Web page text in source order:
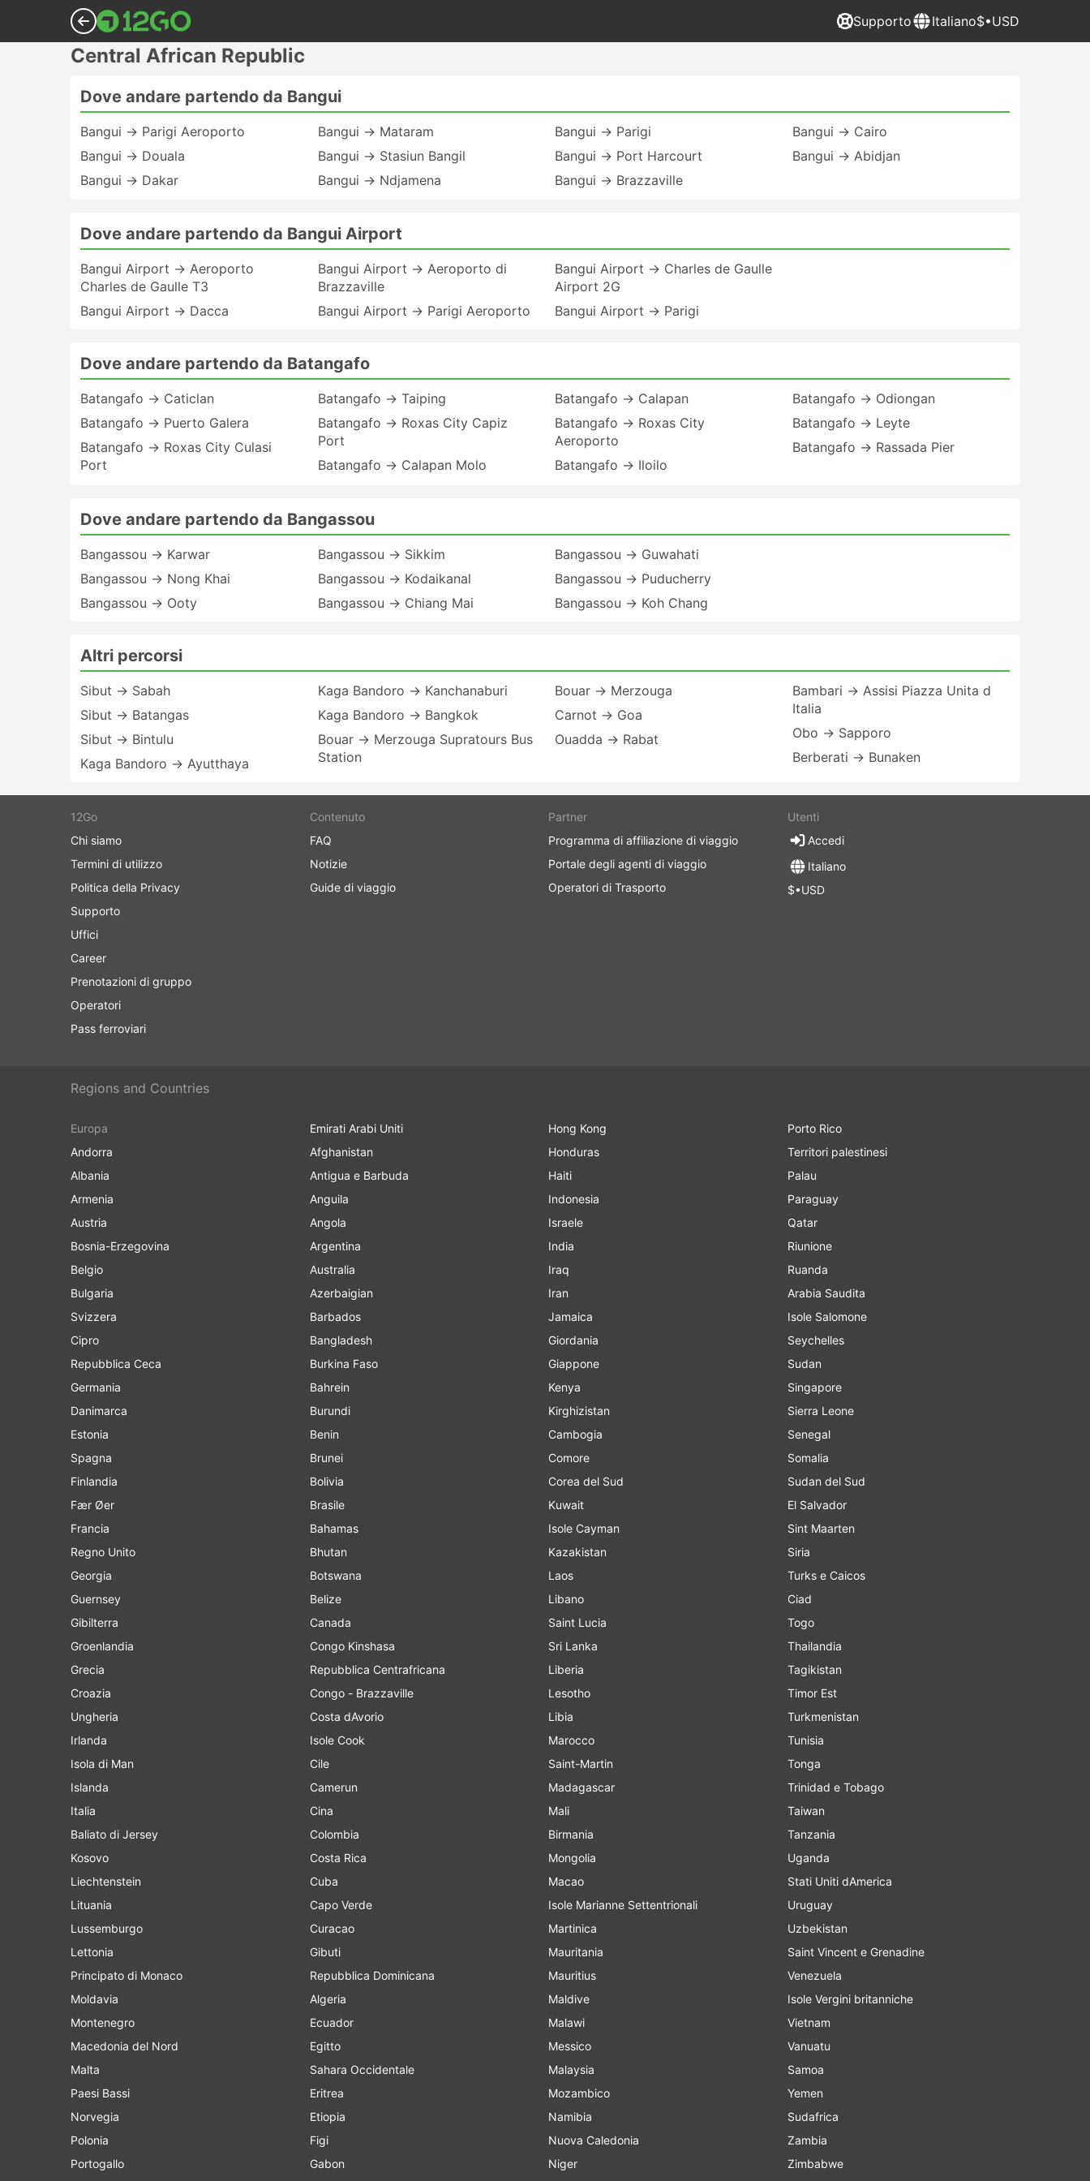
Supporto Italiano$•USD
Central African Republic
Dove andare partendo da Bangui
Bangui → Parigi Aeroporto
Bangui → Douala
Bangui → Dakar
Bangui → Mataram
Bangui → Stasiun Bangil
Bangui → Ndjamena
Bangui → Parigi
Bangui → Port Harcourt
Bangui → Brazzaville
Bangui → Cairo
Bangui → Abidjan
Dove andare partendo da Bangui Airport
Bangui Airport → Aeroporto
Charles de Gaulle T3
Bangui Airport → Dacca
Bangui Airport → Aeroporto di
Brazzaville
Bangui Airport → Parigi Aeroporto
Bangui Airport → Charles de Gaulle
Airport 2G
Bangui Airport → Parigi
Dove andare partendo da Batangafo
Batangafo → Caticlan
Batangafo → Puerto Galera
Batangafo → Roxas City Culasi
Port
Batangafo → Taiping
Batangafo → Roxas City Capiz
Port
Batangafo → Calapan Molo
Batangafo → Calapan
Batangafo → Roxas City
Aeroporto
Batangafo → Iloilo
Batangafo → Odiongan
Batangafo → Leyte
Batangafo → Rassada Pier
Dove andare partendo da Bangassou
Bangassou → Karwar
Bangassou → Nong Khai
Bangassou → Ooty
Bangassou → Sikkim
Bangassou → Kodaikanal
Bangassou → Chiang Mai
Bangassou → Guwahati
Bangassou → Puducherry
Bangassou → Koh Chang
Altri percorsi
Sibut → Sabah
Sibut → Batangas
Sibut → Bintulu
Kaga Bandoro → Ayutthaya
Kaga Bandoro → Kanchanaburi
Kaga Bandoro → Bangkok
Bouar → Merzouga Supratours Bus
Station
Bouar → Merzouga
Carnot → Goa
Ouadda → Rabat
Bambari → Assisi Piazza Unita d
Italia
Obo → Sapporo
Berberati → Bunaken
12Go
Chi siamo
Termini di utilizzo
Politica della Privacy
Supporto
Uffici
Career
Prenotazioni di gruppo
Operatori
Pass ferroviari
Contenuto
FAQ
Notizie
Guide di viaggio
Partner
Programma di affiliazione di viaggio
Portale degli agenti di viaggio
Operatori di Trasporto
Utenti
Accedi
Italiano
$•USD
Regions and Countries
Europa
Andorra
Albania
Armenia
Austria
Bosnia-Erzegovina
Belgio
Bulgaria
Svizzera
Cipro
Repubblica Ceca
Germania
Danimarca
Estonia
Spagna
Finlandia
Fær Øer
Francia
Regno Unito
Georgia
Guernsey
Gibilterra
Groenlandia
Grecia
Croazia
Ungheria
Irlanda
Isola di Man
Islanda
Italia
Baliato di Jersey
Kosovo
Liechtenstein
Lituania
Lussemburgo
Lettonia
Principato di Monaco
Moldavia
Montenegro
Macedonia del Nord
Malta
Paesi Bassi
Norvegia
Polonia
Portogallo
Emirati Arabi Uniti
Afghanistan
Antigua e Barbuda
Anguila
Angola
Argentina
Australia
Azerbaigian
Barbados
Bangladesh
Burkina Faso
Bahrein
Burundi
Benin
Brunei
Bolivia
Brasile
Bahamas
Bhutan
Botswana
Belize
Canada
Congo Kinshasa
Repubblica Centrafricana
Congo - Brazzaville
Costa dAvorio
Isole Cook
Cile
Camerun
Cina
Colombia
Costa Rica
Cuba
Capo Verde
Curacao
Gibuti
Repubblica Dominicana
Algeria
Ecuador
Egitto
Sahara Occidentale
Eritrea
Etiopia
Figi
Gabon
Hong Kong
Honduras
Haiti
Indonesia
Israele
India
Iraq
Iran
Jamaica
Giordania
Giappone
Kenya
Kirghizistan
Cambogia
Comore
Corea del Sud
Kuwait
Isole Cayman
Kazakistan
Laos
Libano
Saint Lucia
Sri Lanka
Liberia
Lesotho
Libia
Marocco
Saint-Martin
Madagascar
Mali
Birmania
Mongolia
Macao
Isole Marianne Settentrionali
Martinica
Mauritania
Mauritius
Maldive
Malawi
Messico
Malaysia
Mozambico
Namibia
Nuova Caledonia
Niger
Porto Rico
Territori palestinesi
Palau
Paraguay
Qatar
Riunione
Ruanda
Arabia Saudita
Isole Salomone
Seychelles
Sudan
Singapore
Sierra Leone
Senegal
Somalia
Sudan del Sud
El Salvador
Sint Maarten
Siria
Turks e Caicos
Ciad
Togo
Thailandia
Tagikistan
Timor Est
Turkmenistan
Tunisia
Tonga
Trinidad e Tobago
Taiwan
Tanzania
Uganda
Stati Uniti dAmerica
Uruguay
Uzbekistan
Saint Vincent e Grenadine
Venezuela
Isole Vergini britanniche
Vietnam
Vanuatu
Samoa
Yemen
Sudafrica
Zambia
Zimbabwe